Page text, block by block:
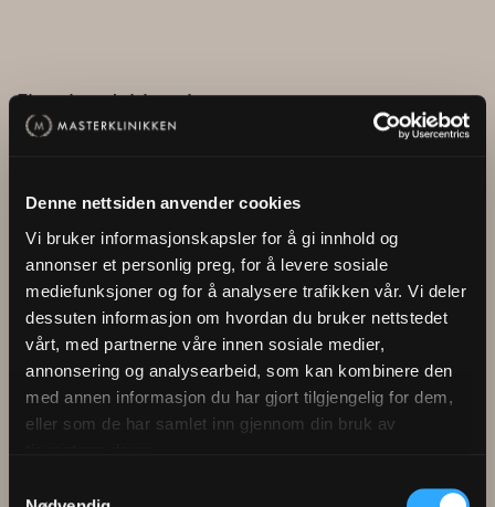
Denne nettsiden anvender cookies
Vi bruker informasjonskapsler for å gi innhold og
annonser et personlig preg, for å levere sosiale
mediefunksjoner og for å analysere trafikken vår. Vi deler
dessuten informasjon om hvordan du bruker nettstedet
vårt, med partnerne våre innen sosiale medier,
annonsering og analysearbeid, som kan kombinere den
med annen informasjon du har gjort tilgjengelig for dem,
eller som de har samlet inn gjennom din bruk av
Flere kundehistorier
Mina Alette Høvik Kathrine Sørland
Hanna